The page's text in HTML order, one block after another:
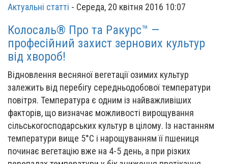
Актуальні статті - Середа, 20 квітня 2016 10:07
Колосаль® Про та Ракурс™ —
професійний захист зернових культур
від хвороб!
Відновлення весняної вегетації озимих культур
залежить від перебігу середньодобової температури
повітря. Температура є одним із найважливіших
факторів, що визначає можливості вирощування
сільськогосподарських культур в цілому. Із настанням
температури вище 5°С і нарощуванням її пшениця
починає вегетацію вже на 4-5 день, а при різких